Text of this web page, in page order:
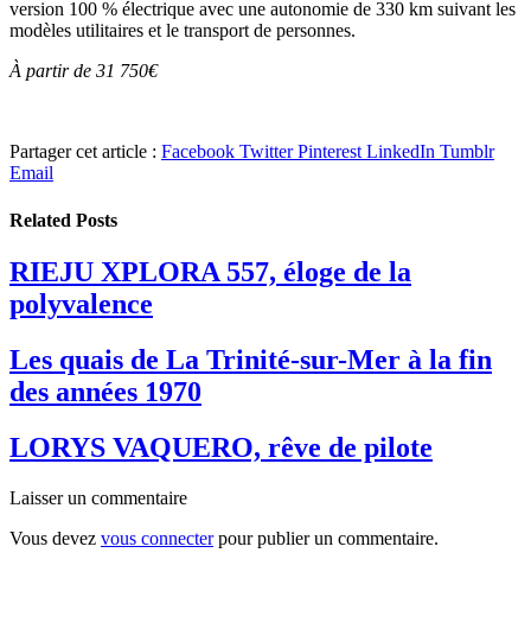
version 100 % électrique avec une autonomie de 330 km suivant les
modèles utilitaires et le transport de personnes.
À partir de 31 750€
Partager cet article : Facebook Twitter Pinterest LinkedIn Tumblr
Email
Related Posts
RIEJU XPLORA 557, éloge de la
polyvalence
Les quais de La Trinité-sur-Mer à la fin
des années 1970
LORYS VAQUERO, rêve de pilote
Laisser un commentaire
Vous devez vous connecterpour publier un commentaire.